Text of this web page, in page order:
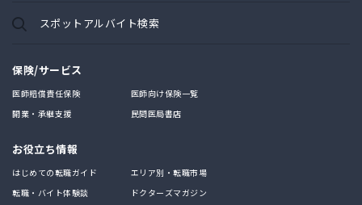
スポットアルバイト検索
保険/サービス
医師賠償責任保険
医師向け保険一覧
開業・承継支援
民間医局書店
お役立ち情報
はじめての転職ガイド
エリア別・転職市場
転職・バイト体験談
ドクターズマガジン